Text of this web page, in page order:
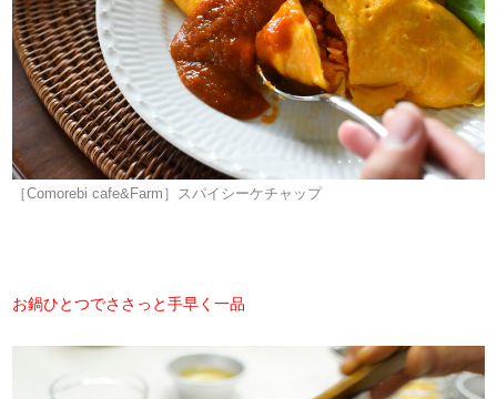
［Comorebi cafe&Farm］スパイシーケチャップ
お鍋ひとつでささっと手早く一品